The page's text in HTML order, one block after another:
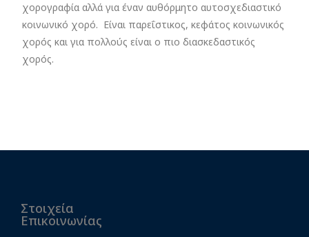
χορογραφία αλλά για έναν αυθόρμητο αυτοσχεδιαστικό
κοινωνικό χορό. Είναι παρεΐστικος, κεφάτος κοινωνικός
χορός και για πολλούς είναι ο πιο διασκεδαστικός
χορός.
Στοιχεία
Επικοινωνίας